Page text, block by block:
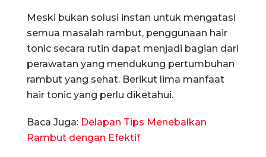
Meski bukan solusi instan untuk mengatasi
semua masalah rambut, penggunaan hair
tonic secara rutin dapat menjadi bagian dari
perawatan yang mendukung pertumbuhan
rambut yang sehat. Berikut lima manfaat
hair tonic yang perlu diketahui.
Baca Juga: Delapan Tips Menebalkan
Rambut dengan Efektif